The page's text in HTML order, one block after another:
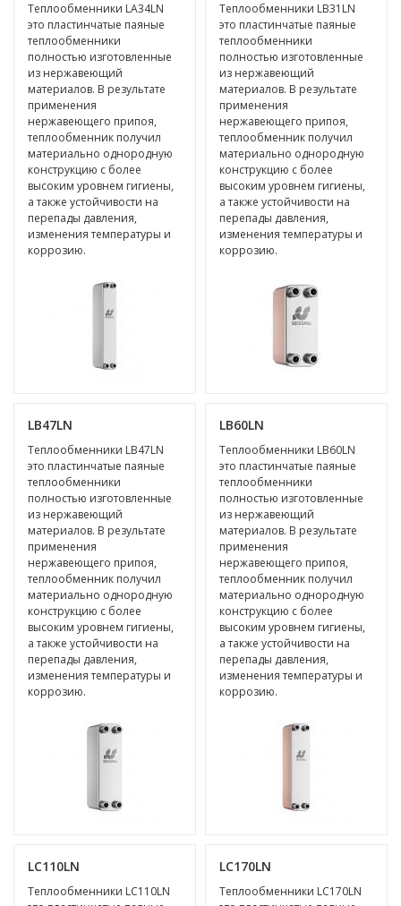
Теплообменники LA34LN
это пластинчатые паяные
теплообменники
полностью изготовленные
из нержавеющий
материалов. В результате
применения
нержавеющего припоя,
теплообменник получил
материально однородную
конструкцию с более
высоким уровнем гигиены,
а также устойчивости на
перепады давления,
изменения температуры и
коррозию.
Теплообменники LB31LN
это пластинчатые паяные
теплообменники
полностью изготовленные
из нержавеющий
материалов. В результате
применения
нержавеющего припоя,
теплообменник получил
материально однородную
конструкцию с более
высоким уровнем гигиены,
а также устойчивости на
перепады давления,
изменения температуры и
коррозию.
LB47LN
Теплообменники LB47LN
это пластинчатые паяные
теплообменники
полностью изготовленные
из нержавеющий
материалов. В результате
применения
нержавеющего припоя,
теплообменник получил
материально однородную
конструкцию с более
высоким уровнем гигиены,
а также устойчивости на
перепады давления,
изменения температуры и
коррозию.
LB60LN
Теплообменники LB60LN
это пластинчатые паяные
теплообменники
полностью изготовленные
из нержавеющий
материалов. В результате
применения
нержавеющего припоя,
теплообменник получил
материально однородную
конструкцию с более
высоким уровнем гигиены,
а также устойчивости на
перепады давления,
изменения температуры и
коррозию.
LC110LN
Теплообменники LC110LN
LC170LN
Теплообменники LC170LN